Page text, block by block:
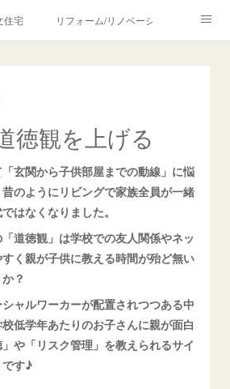
住宅 リフォーム/リノベーション
問合せ/アクセス
関連
徳観を上げる
玄関から子供部屋までの動線」に悩
のようにリビングで家族全員が一緒
はなくなりました。
道徳観」は学校での友人関係やネッ
すく親が子供に教える時間が殆ど無い
？
ャルワーカーが配置されつつある中
低学年あたりのお子さんに親が面白
や「リスク管理」を教えられるサイ
です♪